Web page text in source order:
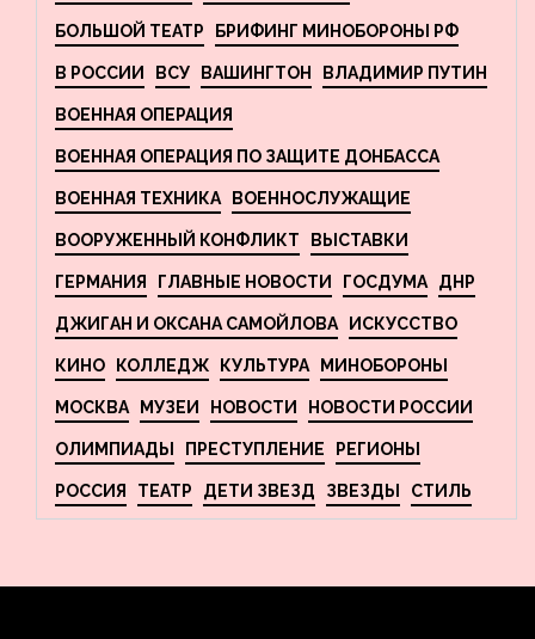
БОЛЬШОЙ ТЕАТР БРИФИНГ МИНОБОРОНЫ РФ
В РОССИИ ВСУ ВАШИНГТОН ВЛАДИМИР ПУТИН
ВОЕННАЯ ОПЕРАЦИЯ
ВОЕННАЯ ОПЕРАЦИЯ ПО ЗАЩИТЕ ДОНБАССА
ВОЕННАЯ ТЕХНИКА ВОЕННОСЛУЖАЩИЕ
ВООРУЖЕННЫЙ КОНФЛИКТ ВЫСТАВКИ
ГЕРМАНИЯ ГЛАВНЫЕ НОВОСТИ ГОСДУМА ДНР
ДЖИГАН И ОКСАНА САМОЙЛОВА ИСКУССТВО
КИНО КОЛЛЕДЖ КУЛЬТУРА МИНОБОРОНЫ
МОСКВА МУЗЕИ НОВОСТИ НОВОСТИ РОССИИ
ОЛИМПИАДЫ ПРЕСТУПЛЕНИЕ РЕГИОНЫ
РОССИЯ ТЕАТР ДЕТИ ЗВЕЗД ЗВЕЗДЫ СТИЛЬ